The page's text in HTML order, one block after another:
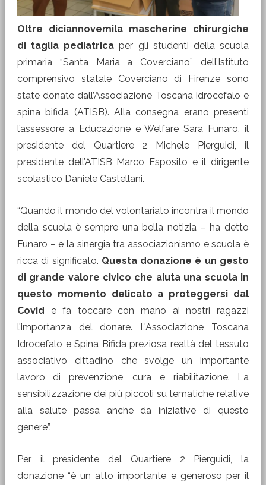
Oltre diciannovemila mascherine chirurgiche
di taglia pediatrica per gli studenti della scuola
primaria “Santa Maria a Coverciano” dell’Istituto
comprensivo statale Coverciano di Firenze sono
state donate dall’Associazione Toscana idrocefalo e
spina bifida (ATISB). Alla consegna erano presenti
l’assessore a Educazione e Welfare Sara Funaro, il
presidente del Quartiere 2 Michele Pierguidi, il
presidente dell’ATISB Marco Esposito e il dirigente
scolastico Daniele Castellani.
“Quando il mondo del volontariato incontra il mondo
della scuola è sempre una bella notizia – ha detto
Funaro – e la sinergia tra associazionismo e scuola è
ricca di significato. Questa donazione è un gesto
di grande valore civico che aiuta una scuola in
questo momento delicato a proteggersi dal
Covid e fa toccare con mano ai nostri ragazzi
l’importanza del donare. L’Associazione Toscana
Idrocefalo e Spina Bifida preziosa realtà del tessuto
associativo cittadino che svolge un importante
lavoro di prevenzione, cura e riabilitazione. La
sensibilizzazione dei più piccoli su tematiche relative
alla salute passa anche da iniziative di questo
genere”.
Per il presidente del Quartiere 2 Pierguidi, la
donazione “è un atto importante e generoso per il